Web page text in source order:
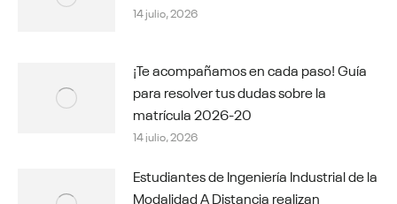
14 julio, 2026
¡Te acompañamos en cada paso! Guía
para resolver tus dudas sobre la
matrícula 2026-20
14 julio, 2026
Estudiantes de Ingeniería Industrial de la
Modalidad A Distancia realizan